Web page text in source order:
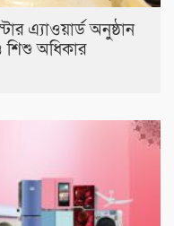
এ‍্যাওয়ার্ড অনুষ্ঠান
শিশু অধিকার